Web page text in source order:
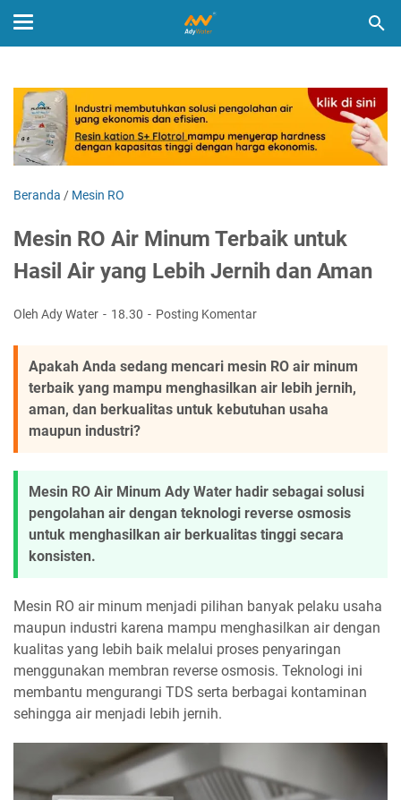
Beranda / Mesin RO
Mesin RO Air Minum Terbaik untuk
Hasil Air yang Lebih Jernih dan Aman
Oleh Ady Water 18.30 Posting Komentar
Apakah Anda sedang mencari mesin RO air minum
terbaik yang mampu menghasilkan air lebih jernih,
aman, dan berkualitas untuk kebutuhan usaha
maupun industri?
Mesin RO Air Minum Ady Water hadir sebagai solusi
pengolahan air dengan teknologi reverse osmosis
untuk menghasilkan air berkualitas tinggi secara
konsisten.
Mesin RO air minum menjadi pilihan banyak pelaku usaha
maupun industri karena mampu menghasilkan air dengan
kualitas yang lebih baik melalui proses penyaringan
menggunakan membran reverse osmosis. Teknologi ini
membantu mengurangi TDS serta berbagai kontaminan
sehingga air menjadi lebih jernih.